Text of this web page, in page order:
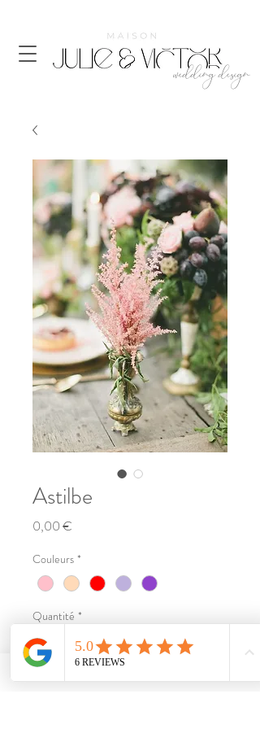
wedding design
Astilbe
0,00 €
Couleurs *
Quantité *